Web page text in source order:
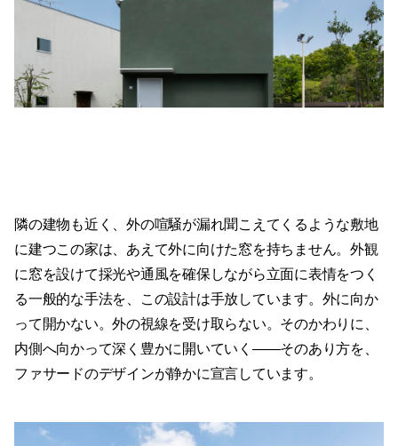
隣の建物も近く、外の喧騒が漏れ聞こえてくるような敷地
に建つこの家は、あえて外に向けた窓を持ちません。外観
に窓を設けて採光や通風を確保しながら立面に表情をつく
る一般的な手法を、この設計は手放しています。外に向か
って開かない。外の視線を受け取らない。そのかわりに、
内側へ向かって深く豊かに開いていく——そのあり方を、
ファサードのデザインが静かに宣言しています。